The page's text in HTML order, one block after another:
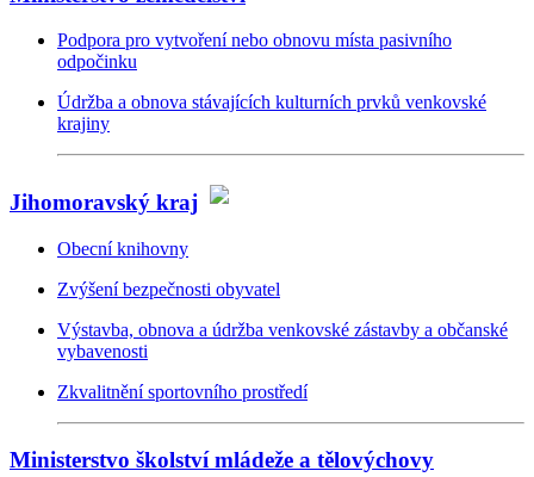
Podpora pro vytvoření nebo obnovu místa pasivního
odpočinku
Údržba a obnova stávajících kulturních prvků venkovské
krajiny
Jihomoravský kraj
Obecní knihovny
Zvýšení bezpečnosti obyvatel
Výstavba, obnova a údržba venkovské zástavby a občanské
vybavenosti
Zkvalitnění sportovního prostředí
Ministerstvo školství mládeže a tělovýchovy